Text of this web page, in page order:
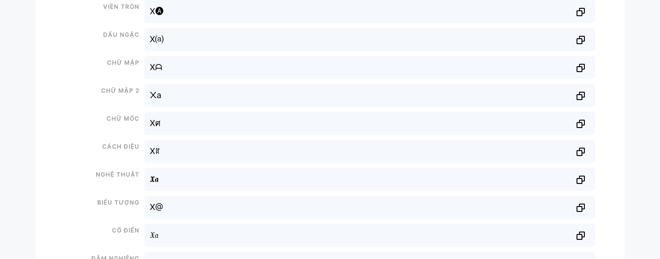
Viền tròn
X🅐
Dấu ngặc
X⒜
Chữ mập
Xᗩ
Chữ mập 2
᙭a
Chữ mốc
Xศ
Cách điệu
Xꍏ
Nghệ thuật
𝖃𝖆
Biểu tượng
X@
Cổ điển
𝔛𝔞